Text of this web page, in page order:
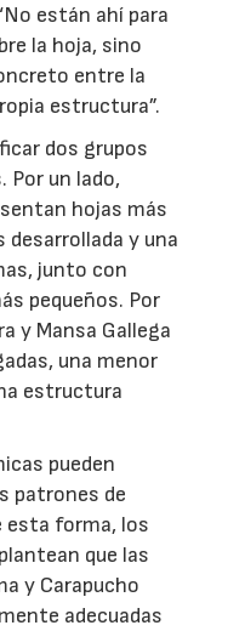
están ahí para
la hoja, sino
entre la
estructura”.
dos grupos
Por un lado,
hojas más
desarrollada y una
junto con
pequeños. Por
y Mansa Gallega
una menor
estructura
pueden
patrones de
esta forma, los
que las
y Carapucho
adecuadas